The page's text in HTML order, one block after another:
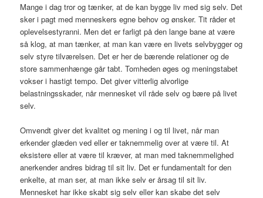
Mange i dag tror og tænker, at de kan bygge liv med sig selv. Det
sker i pagt med menneskers egne behov og ønsker. Tit råder et
oplevelsestyranni. Men det er farligt på den lange bane at være
så klog, at man tænker, at man kan være en livets selvbygger og
selv styre tilværelsen. Det er her de bærende relationer og de
store sammenhænge går tabt. Tomheden øges og meningstabet
vokser i hastigt tempo. Det giver vitterlig alvorlige
belastningsskader, når mennesket vil råde selv og bære på livet
selv.
Omvendt giver det kvalitet og mening i og til livet, når man
erkender glæden ved eller er taknemmelig over at være til. At
eksistere eller at være til kræver, at man med taknemmelighed
anerkender andres bidrag til sit liv. Det er fundamentalt for den
enkelte, at man ser, at man ikke selv er årsag til sit liv.
Mennesket har ikke skabt sig selv eller kan skabe det selv